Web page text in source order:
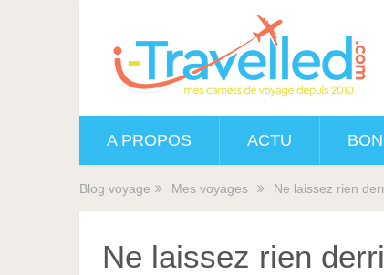
A PROPOS ACTU
Blog voyage Mes voyages Ne laissez rien
Ne laissez rien